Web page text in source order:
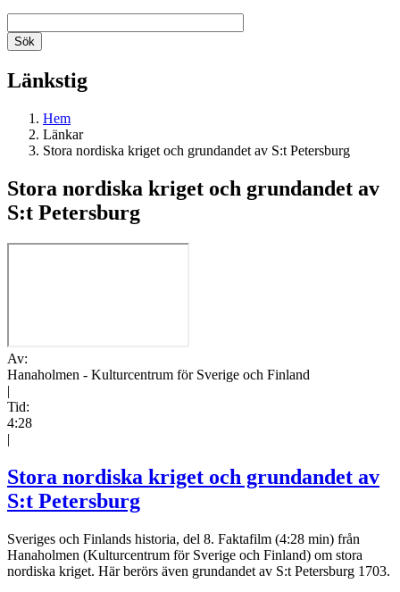
Länkstig
Hem
Länkar
Stora nordiska kriget och grundandet av S:t Petersburg
Stora nordiska kriget och grundandet av
S:t Petersburg
Av:
Hanaholmen - Kulturcentrum för Sverige och Finland
|
Tid:
4:28
|
Stora nordiska kriget och grundandet av
S:t Petersburg
Sveriges och Finlands historia, del 8. Faktafilm (4:28 min) från
Hanaholmen (Kulturcentrum för Sverige och Finland) om stora
nordiska kriget. Här berörs även grundandet av S:t Petersburg 1703.